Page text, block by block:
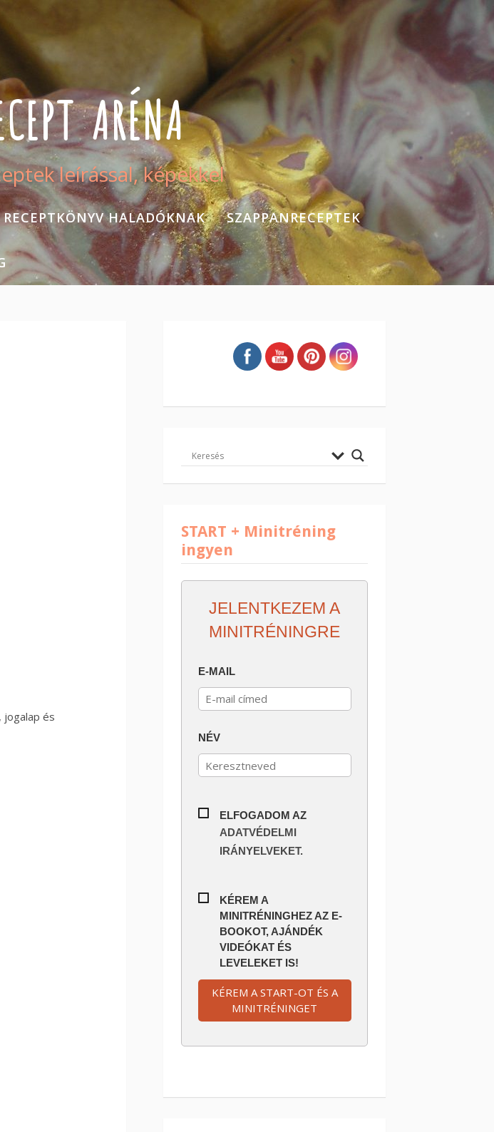
ARÉNA
leírással, képekkel
RECEPTKÖNYV HALADÓKNAK SZAPPANRECEPTEK
jogalap és
START + Minitréning
ingyen
JELENTKEZEM A
MINITRÉNINGRE
E-MAIL
NÉV
ELFOGADOM AZ
ADATVÉDELMI
IRÁNYELVEKET.
KÉREM A
MINITRÉNINGHEZ AZ E-
BOOKOT, AJÁNDÉK
VIDEÓKAT ÉS
LEVELEKET IS!
KÉREM A START-OT ÉS A
MINITRÉNINGET